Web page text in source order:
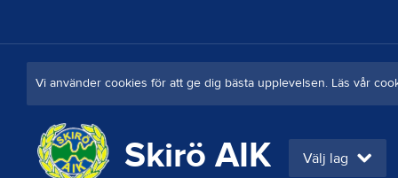
Vi använder cookies för att ge dig bästa upplevelsen. Läs vår
Skirö AIK Välj lag